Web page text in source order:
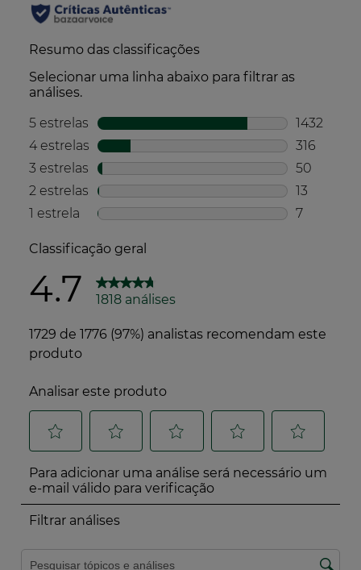
Embalagens leves*
Produção
certificada ambientalmente*
*de acordo com a norma ISO 14001.
Transporte
Baixo impacto de CO2 para o transporte de
matérias-primas
Produto fabricado e embalado no mesmo local
Compromisso social
comércio justo.
Produzido e embalado numa fábrica certificada
Social*
*de acordo com a norma ISO 45001
missão e trabalha para a natureza e para as
Este produto não contém ingredientes ou
derivados de origem animal.
Sabe mais sobre o seu programa de
compromisso Act Beautiful com 10 ações
concretas e ambições para 2030.